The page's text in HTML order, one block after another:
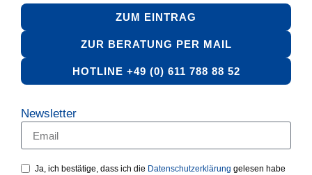
ZUM EINTRAG
ZUR BERATUNG PER MAIL
HOTLINE +49 (0) 611 788 88 52
Newsletter
Ja, ich bestätige, dass ich die Datenschutzerklärung gelesen habe